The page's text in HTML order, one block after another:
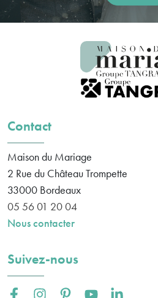
Contact
Maison du Mariage
2 Rue du Château Trompette
33000 Bordeaux
05 56 01 20 04
Nous contacter
Suivez-nous